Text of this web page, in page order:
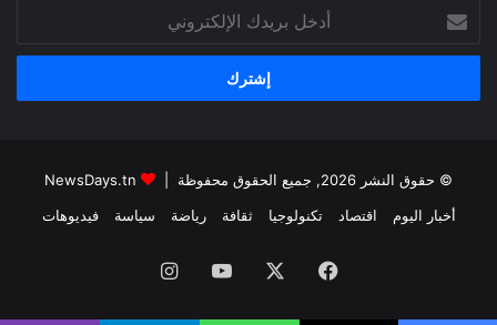
بريدك
الإلكتروني
© حقوق النشر 2026, جميع الحقوق محفوظة |
أخبار اليوم
اقتصاد تكنولوجيا ثقافة رياضة سياسة فيديوهات
فيسبوك ‫YouTubeانستقرام